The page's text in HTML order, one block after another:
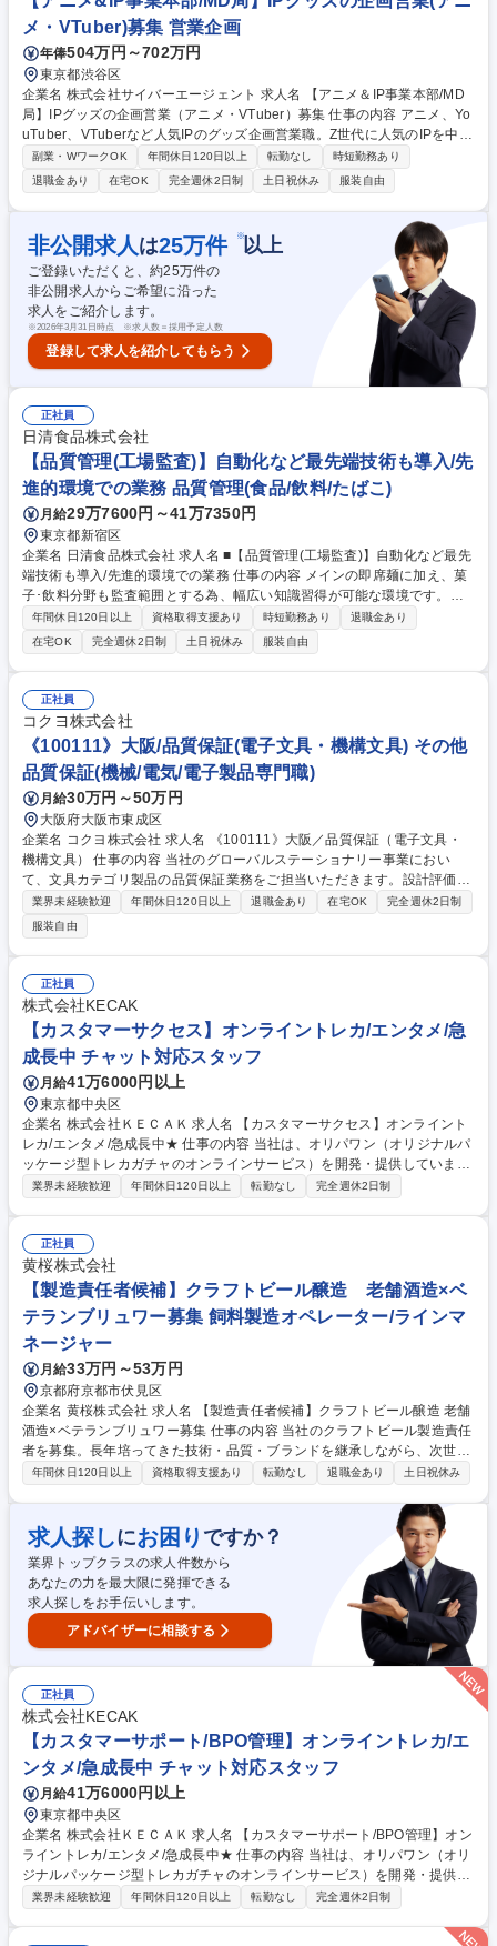
ン】在宅可×フレックス有
メ・VTuber)募集 営業企画
年俸504万円～702万円
東京都渋谷区
企業名 株式会社サイバーエージェント 求人名 【アニメ＆IP事業本部/MD
局】IPグッズの企画営業（アニメ・VTuber）募集 仕事の内容 アニメ、Yo
uTuber、VTuberなど人気IPのグッズ企画営業職。Z世代に人気のIPを中心
に、食玩、くじ、タイアップイベント、アパレルコラボまで、ファンのニ
ーズに応える商品の企画・開発をお任せします。 【具体的な業務】 IPを
活用した玩具菓子や雑貨をはじめとするグッズやイベントの開発・企画を
担当。 版元（IPホルダー）への営業やプロジェクトマネジメント、書き下
ろしイラストのディレクション、商品内容の決定、マーケティング、流通
戦略の立案、予算管理まで、幅広く裁量を持って推進していただきます。
募集職種 【アニメ＆IP事業本部/MD局】IPグッズの企画営業（アニメ・VT
uber）募集
副業・WワークOK 年間休日120日以上 転勤なし
時短勤務あり
退職金あり
在宅OK 完全週休2日制 土日祝休み 服装自由
非公開求人 は25万件 ※以上
ご登録いただくと、約25万件の
非公開求人からご希望に沿った
求人をご紹介します。
※2026年3月31日時点 ※求人数＝採用予定人数
登録して求人を紹介してもらう
正社員
日清食品株式会社
【品質管理(工場監査)】自動化など最先端技術も導入/先
進的環境での業務 品質管理(食品/飲料/たばこ)
月給29万7600円～41万7350円
東京都新宿区
企業名 日清食品株式会社 求人名 ■【品質管理(工場監査)】自動化など最先
端技術も導入/先進的環境での業務 仕事の内容 メインの即席麺に加え、菓
子･飲料分野も監査範囲とする為、幅広い知識習得が可能な環境です。新
規事業や海外事業の案件にも携われる可能性もあり、グローバルに活躍し
たい方にもおすすめな求人です。 【具体的な業務内容】 ■グループ各工場
の業務管理・監査 ■各工場へのパトロールによる安全衛生・品質管理体制
の監査、指導 ■検査機器等の導入による労働安全、品質管理体制強化のた
めの提案 ■各工場新規設備導入時の監査、指導 ■新工場導入時の監査業務
等 募集職種 ■【品質管理(工場監査)】自動化など最先端技術も導入/先進的
環境での業務
年間休日120日以上 資格取得支援あり 時短勤務あり
退職金あり
在宅OK
完全週休2日制 土日祝休み 服装自由
正社員
コクヨ株式会社
《100111》大阪/品質保証(電子文具・機構文具) その他
品質保証(機械/電気/電子製品専門職)
月給30万円～50万円
大阪府大阪市東成区
企業名 コクヨ株式会社 求人名 《100111》大阪／品質保証（電子文具・
機構文具） 仕事の内容 当社のグローバルステーショナリー事業におい
て、文具カテゴリ製品の品質保証業務をご担当いただきます。設計評価、
量産移行時の品質づくり、市場不具合への対応まで、品質保証の中核業務
を幅広く担います。 【詳細】◆商品開発段階でのリスク予見と防止策の提
案、目標品質の実現性の予見よび防止策の提案◆目標品質の実現性評価、
および具体策の提案 ◆製造段階における要求品質実現に向けた品質確認、
改善推進◆市場クレームに対する顧客対応、原因分析、改善策の策定・実
施◆海外工場での新製品立上げ支援、および製品の品質改善 募集職種 《1
00111》大阪／品質保証（電子文具・機構文具）
業界未経験歓迎 年間休日120日以上 退職金あり 在宅OK
完全週休2日制
服装自由
正社員
株式会社KECAK
【カスタマーサクセス】オンライントレカ/エンタメ/急
成長中 チャット対応スタッフ
月給41万6000円以上
東京都中央区
企業名 株式会社ＫＥＣＡＫ 求人名 【カスタマーサクセス】オンライント
レカ/エンタメ/急成長中★ 仕事の内容 当社は、オリパワン（オリジナルパ
ッケージ型トレカガチャのオンラインサービス）を開発・提供していま
す。「エンタメ×デジタル」の領域で日本一を目指す当社にて《カスタマ
の魅力】 急成長スタートアップで組織の立ち上げや仕組み化に挑める環境
です。 募集職種 【カスタマーサクセス】オンライントレカ/エンタメ/急成
長中★
業界未経験歓迎 年間休日120日以上 転勤なし 完全週休2日制
正社員
黄桜株式会社
【製造責任者候補】クラフトビール醸造 老舗酒造×ベ
テランブリュワー募集 飼料製造オペレーター/ラインマ
ネージャー
月給33万円～53万円
京都府京都市伏見区
企業名 黄桜株式会社 求人名 【製造責任者候補】クラフトビール醸造 老舗
酒造×ベテランブリュワー募集 仕事の内容 当社のクラフトビール製造責任
者を募集。長年培ってきた技術・品質・ブランドを継承しながら、次世代
のクラフトビール製造を牽引いただける方を求めています。 具体的には…
管理体制の維持／向上■製造スケジュールの立案、進捗・在庫管理■スタッ
フの育成、シフト管理、労務管理■設備の保守・点検、安全管理 募集職種
【製造責任者候補】クラフトビール醸造 老舗酒造×ベテランブリュワー募
集
年間休日120日以上 資格取得支援あり 転勤なし 退職金あり 土日祝休み
求人探しにお困り ですか？
業界トップクラスの求人件数から
あなたの力を最大限に発揮できる
求人探しをお手伝いします。
アドバイザーに相談する
正社員
株式会社KECAK
【カスタマーサポート/BPO管理】オンライントレカ/エ
ンタメ/急成長中 チャット対応スタッフ
月給41万6000円以上
東京都中央区
企業名 株式会社ＫＥＣＡＫ 求人名 【カスタマーサポート/BPO管理】オン
ライントレカ/エンタメ/急成長中★ 仕事の内容 当社は、オリパワン（オリ
ジナルパッケージ型トレカガチャのオンラインサービス）を開発・提供し
ています。「エンタメ×デジタル」の領域で日本一を目指す当社にて《カ
BPO（外部委託先）の管理・育成をご担当。品質管理や教育、社内連携を
業界未経験歓迎 年間休日120日以上 転勤なし 完全週休2日制